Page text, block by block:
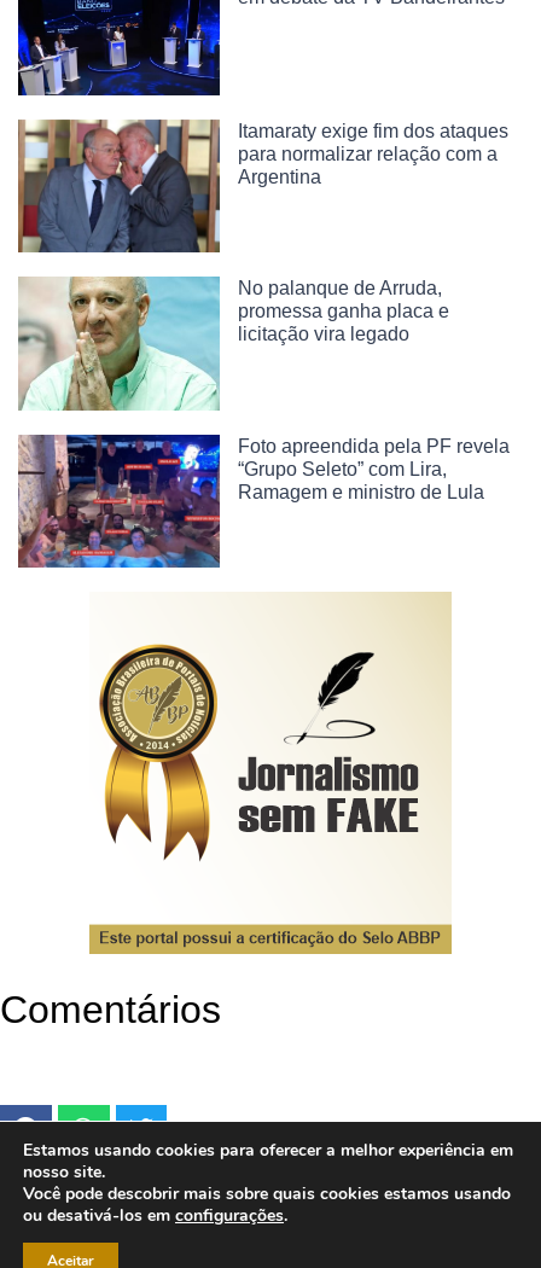
Itamaraty exige fim dos ataques
para normalizar relação com a
Argentina
No palanque de Arruda,
promessa ganha placa e
licitação vira legado
Foto apreendida pela PF revela
“Grupo Seleto” com Lira,
Ramagem e ministro de Lula
Comentários
Estamos usando cookies para oferecer a melhor experiência em
nosso site.
Você pode descobrir mais sobre quais cookies estamos usando
ou desativá-los em configurações.
Aceitar